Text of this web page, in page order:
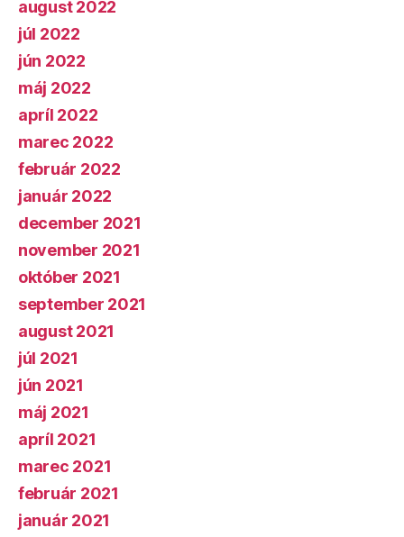
august 2022
júl 2022
jún 2022
máj 2022
apríl 2022
marec 2022
február 2022
január 2022
december 2021
november 2021
október 2021
september 2021
august 2021
júl 2021
jún 2021
máj 2021
apríl 2021
marec 2021
február 2021
január 2021